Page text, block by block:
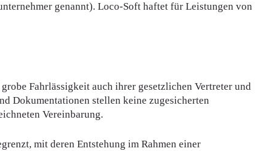
genannt). Loco-Soft haftet für Leistungen von
Fahrlässigkeit auch ihrer gesetzlichen Vertreter und
Dokumentationen stellen keine zugesicherten
Vereinbarung.
mit deren Entstehung im Rahmen einer